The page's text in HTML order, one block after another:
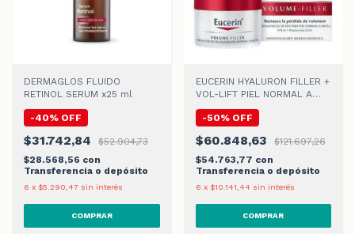
DERMAGLOS FLUIDO
RETINOL SERUM x25 ml
-40% OFF
$31.742,84
$52.904,73
$28.568,56 con
Transferencia o depósito
6 x $5.290,47 sin interés
EUCERIN HYALURON FILLER +
VOL-LIFT PIEL NORMAL A
-50% OFF
$60.848,63
$121.697,26
$54.763,77 con
Transferencia o depósito
6 x $10.141,44 sin interés